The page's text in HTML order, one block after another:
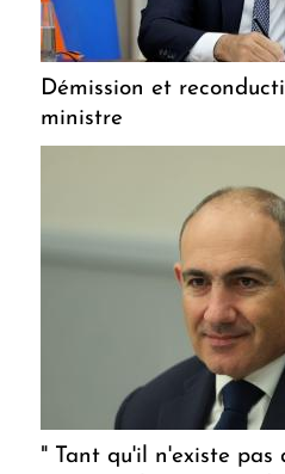
Démission et
ministre
" Tant qu'il n'existe pas